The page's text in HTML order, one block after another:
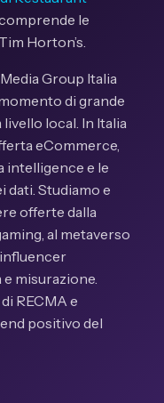
le
Horton’s.
Group Italia
di grande
local. In Italia
eCommerce,
intelligence e le
dati. Studiamo e
offerte dalla
al metaverso
misurazione.
RECMA e
positivo del